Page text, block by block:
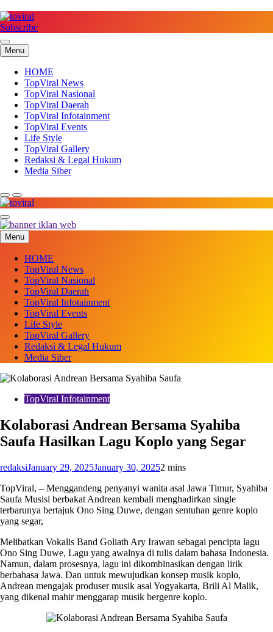
to
content
Subscribe
Menu
HOME
TopViral News
TopViral Nasional
TopViral Daerah
TopViral Infotainment
TopViral Events
Life Style
TopViral Gallery
Redaksi & Legal Hukum
Media Siber
Top Viral
Menu
HOME
TopViral News
TopViral Nasional
TopViral Daerah
TopViral Infotainment
TopViral Events
Life Style
TopViral Gallery
Redaksi & Legal Hukum
Media Siber
TopViral Infotainment
Kolaborasi Andrean Bersama Syahiba
Saufa Hasilkan Lagu Koplo yang Segar
redaksiJanuary 29, 2025January 30, 20252 mins
TopViral, – Menggandeng penyanyi wanita asal Jawa Timur, Syahiba
Saufa Musisi berbakat Andrean kembali menghadirkan single
terbarunya bertajuk Ono Sing Duwe, dengan sentuhan genre koplo
yang segar,
Melibatkan Vokalis Band Goliath Ary Irawan sebagai pencipta lagu
Ono Sing Duwe, Lagu yang awalnya di tulis dalam bahasa Indonesia.
Namun, dalam prosesnya, lagu ini dikombinasikan dengan lirik
berbahasa Jawa. Dan untuk mewujudkan konsep musik koplo,
Andrean mengajak produser musik asal Yogyakarta, Brili Al Malik,
yang dikenal mahir menggarap musik bergenre koplo.